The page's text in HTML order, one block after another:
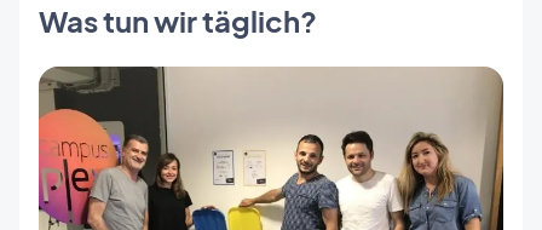
Was tun wir täglich?